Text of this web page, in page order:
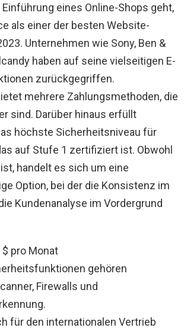
eines Online-Shops geht,
als einer der besten Website-
Unternehmen wie Sony, Ben &
haben auf seine vielseitigen E-
zurückgegriffen.
mehrere Zahlungsmethoden, die
sind. Darüber hinaus erfüllt
höchste Sicherheitsniveau für
auf Stufe 1 zertifiziert ist. Obwohl
handelt es sich um eine
Option, bei der die Konsistenz im
Kundenanalyse im Vordergrund
$ pro Monat
gehören
Firewalls und
für den internationalen Vertrieb